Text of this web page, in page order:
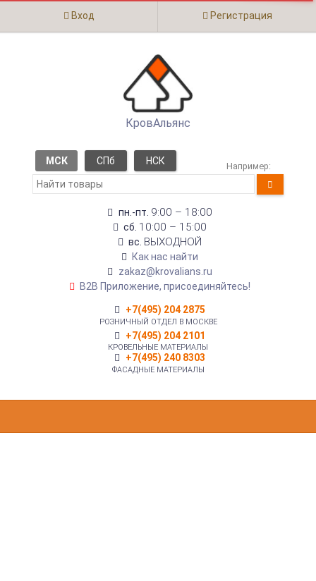
Вход Регистрация
КровАльянс
МСК СПб НСК Например:
пн.-пт. 9:00 – 18:00
сб. 10:00 – 15:00
вс. ВЫХОДНОЙ
Как нас найти
zakaz@krovalians.ru
B2B Приложение, присоединяйтесь!
+7(495) 204 2875
РОЗНИЧНЫЙ ОТДЕЛ В МОСКВЕ
+7(495) 204 2101
КРОВЕЛЬНЫЕ МАТЕРИАЛЫ
+7(495) 240 8303
ФАСАДНЫЕ МАТЕРИАЛЫ